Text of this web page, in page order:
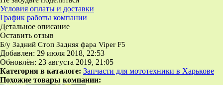
Условия оплаты и доставки
График работы компании
Детальное описание
Оставить отзыв
Б/у Задний Стоп Задняя фара Viper F5
Добавлен: 29 июля 2018, 22:53
Обновлён: 23 августа 2019, 21:05
Категория в каталоге: Запчасти для мототехники в Харькове
Похожие товары компании: